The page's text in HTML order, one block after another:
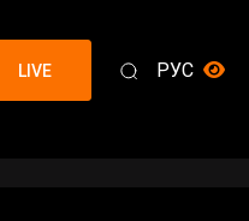
LIVE РУС